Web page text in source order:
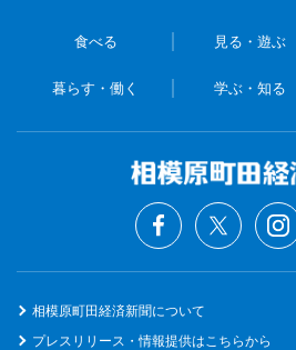
食べる 見る・遊ぶ
暮らす・働く 学ぶ・知る
相模原町田経済新聞について
プレスリリース・情報提供はこちらから